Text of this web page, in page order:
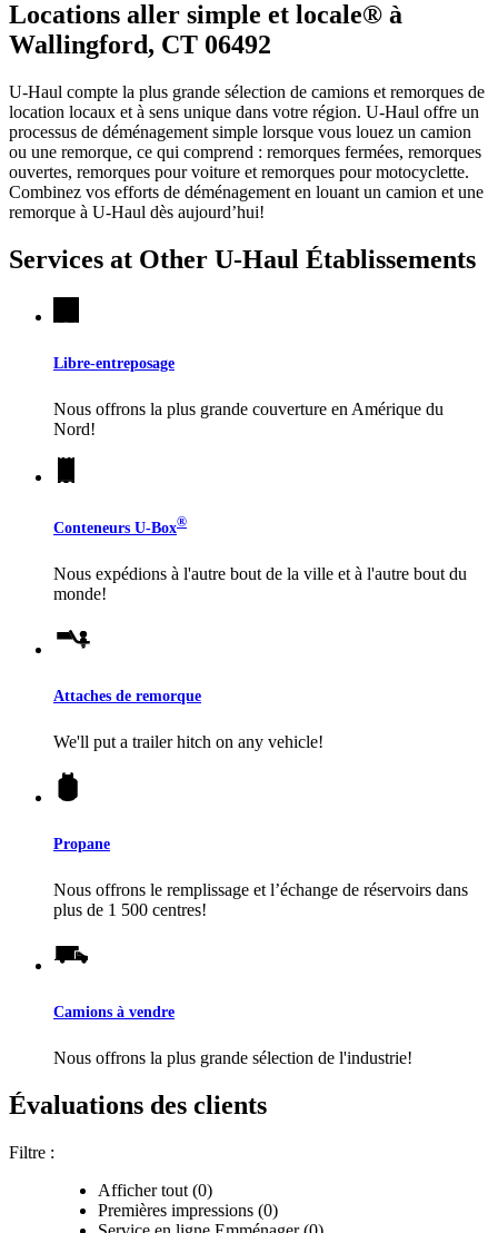
Locations aller simple et locale® à
Wallingford, CT 06492
U-Haul compte la plus grande sélection de camions et remorques de
location locaux et à sens unique dans votre région. U-Haul offre un
processus de déménagement simple lorsque vous louez un camion
ou une remorque, ce qui comprend : remorques fermées, remorques
ouvertes, remorques pour voiture et remorques pour motocyclette.
Combinez vos efforts de déménagement en louant un camion et une
remorque à U-Haul dès aujourd’hui!
Services at Other U-Haul Établissements
Libre-entreposage
Nous offrons la plus grande couverture en Amérique du
Nord!
Conteneurs U-Box®
Nous expédions à l'autre bout de la ville et à l'autre bout du
monde!
Attaches de remorque
We'll put a trailer hitch on any vehicle!
Propane
Nous offrons le remplissage et l’échange de réservoirs dans
plus de 1 500 centres!
Camions à vendre
Nous offrons la plus grande sélection de l'industrie!
Évaluations des clients
Filtre :
Afficher tout (0)
Premières impressions (0)